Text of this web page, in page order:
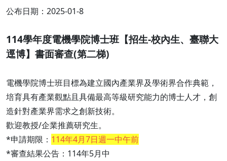
公布日期：2025-01-8
114學年度電機學院博士班【招生-校內生、臺聯大
逕博】書面審查(第二梯)
電機學院博士班目標為建立國內產業界及學術界合作典範，
培育具有產業觀點且具備最高等級研究能力的博士人才，創
造針對產業界需求之創新技術。
歡迎教授/企業推薦研究生。
*申請期限： 114年4月7日週一中午前
*審查結果公告：114年5月中